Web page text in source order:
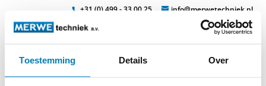
Toestemming Details Over
+31 (0) 499 - 33 00 25 info@merwetechniek.nl
Veelzijdig in elektrotechnische producten